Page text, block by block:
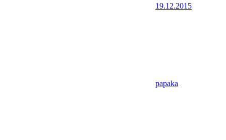
19.12.2015
papaka